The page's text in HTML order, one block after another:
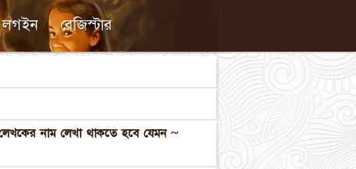
লগইন রেজিস্টার
নাম লেখা থাকতে হবে যেমন ~